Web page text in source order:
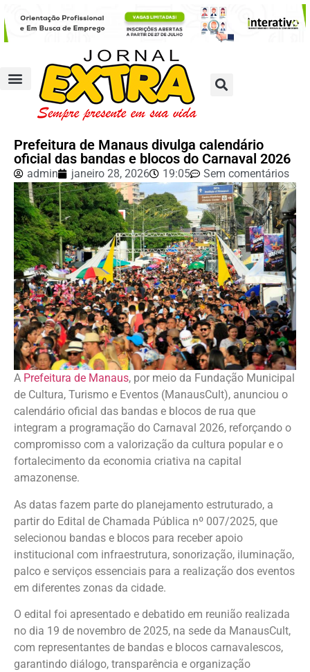
Prefeitura de Manaus divulga calendário
oficial das bandas e blocos do Carnaval 2026
admin janeiro 28, 2026 19:05 Sem comentários
A Prefeitura de Manaus, por meio da Fundação Municipal
de Cultura, Turismo e Eventos (ManausCult), anunciou o
calendário oficial das bandas e blocos de rua que
integram a programação do Carnaval 2026, reforçando o
compromisso com a valorização da cultura popular e o
fortalecimento da economia criativa na capital
amazonense.
As datas fazem parte do planejamento estruturado, a
partir do Edital de Chamada Pública nº 007/2025, que
selecionou bandas e blocos para receber apoio
institucional com infraestrutura, sonorização, iluminação,
palco e serviços essenciais para a realização dos eventos
em diferentes zonas da cidade.
O edital foi apresentado e debatido em reunião realizada
no dia 19 de novembro de 2025, na sede da ManausCult,
com representantes de bandas e blocos carnavalescos,
garantindo diálogo, transparência e organização